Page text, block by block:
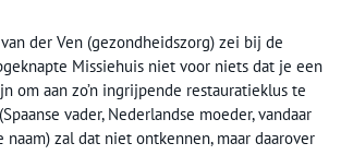
der Ven (gezondheidszorg) zei bij de
Missiehuis niet voor niets dat je een
om aan zo’n ingrijpende restauratieklus te
vader, Nederlandse moeder, vandaar
zal dat niet ontkennen, maar daarover